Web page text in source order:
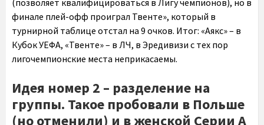
(позволяет квалифицироваться в Лигу чемпионов), но в
финале плей-офф проиграл Твенте», который в
турнирной таблице отстал на 9 очков. Итог: «Аякс» – в
Кубок УЕФА, «Твенте» – в ЛЧ, в Эредивизи с тех пор
лигочемпионские места неприкасаемы.
Идея номер 2 – разделение на
группы. Такое пробовали в Польше
(но отменили) и в женской Серии А